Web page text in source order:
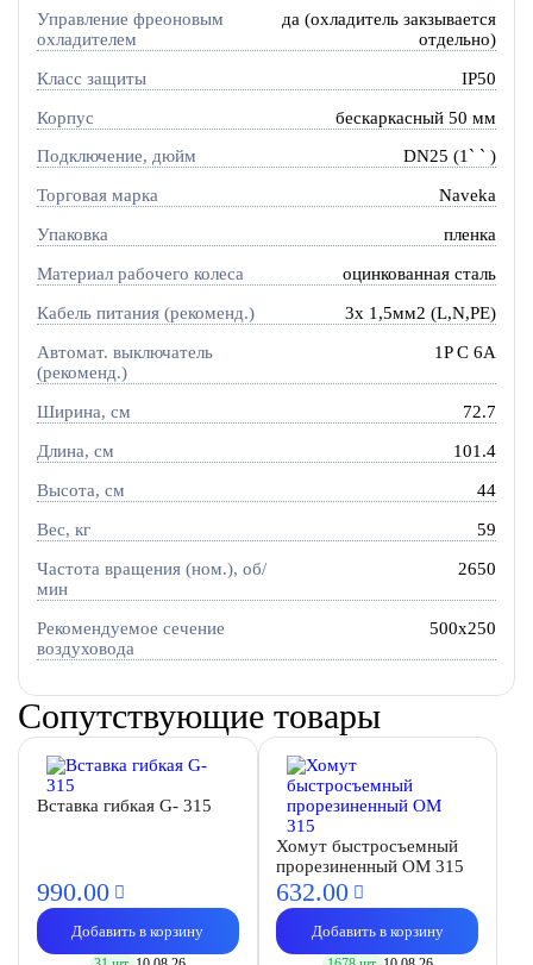
Управление фреоновым
охладителем
да (охладитель закзывается
отдельно)
Класс защиты IP50
Корпус бескаркасный 50 мм
Подключение, дюйм DN25 (1` ` )
Торговая марка Naveka
Упаковка пленка
Материал рабочего колеса оцинкованная сталь
Кабель питания (рекоменд.) 3х 1,5мм2 (L,N,PE)
Автомат. выключатель
(рекоменд.)
1P C 6A
Ширина, см 72.7
Длина, см 101.4
Высота, см 44
Вес, кг 59
Частота вращения (ном.), об/
мин
2650
Рекомендуемое сечение
воздуховода
500x250
Сопутствующие товары
Вставка гибкая G- 315
990.00
Добавить в корзину
Хомут быстросъемный
прорезиненный OM 315
632.00
Добавить в корзину